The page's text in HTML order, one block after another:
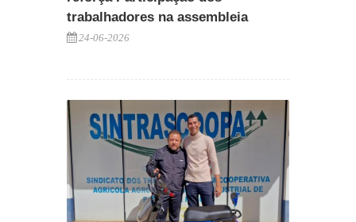
trabalhadores na assembleia
24-06-2026